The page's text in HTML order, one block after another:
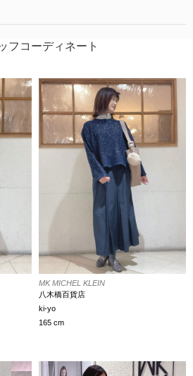
フコーディネート
MK MICHEL KLEIN
八木橋百貨店
ki-yo
165 cm